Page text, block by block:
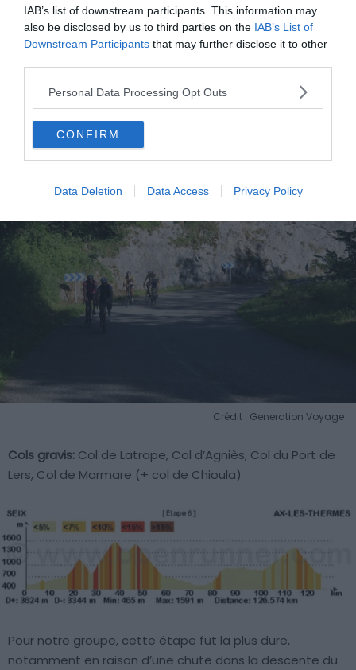
IAB’s list of downstream participants. This information may
also be disclosed by us to third parties on the IAB’s List of
Downstream Participants that may further disclose it to other
Personal Data Processing Opt Outs
CONFIRM
Data Deletion Data Access Privacy Policy
sentir dans les cuisses. Souvenez-vous que chaque coup
de pédale vous rapproche un peu plus de votre objectif
et vous permet de vivre une expérience unique au cœur
des Pyrénées.
Jour 6: Seix – Ax-les-Thermes (115
Crédit : Generation Voyage
Cols gravis: Col de Latrape, Col d’Agniès, Col du Port de
Lers, Col de Marmare (+ col de Chioula)
Pour notre groupe, cette étape fut la plus dure,
notamment en raison d’une chute dans la descente du